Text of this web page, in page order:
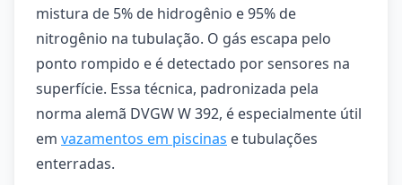
mistura de 5% de hidrogênio e 95% de
nitrogênio na tubulação. O gás escapa pelo
ponto rompido e é detectado por sensores na
superfície. Essa técnica, padronizada pela
norma alemã DVGW W 392, é especialmente útil
em vazamentos em piscinas e tubulações
enterradas.